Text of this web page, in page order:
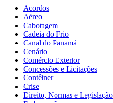
Acordos
Aéreo
Cabotagem
Cadeia do Frio
Canal do Panamá
Cenário
Comércio Exterior
Concessões e Licitações
Contêiner
Crise
Direito, Normas e Legislação